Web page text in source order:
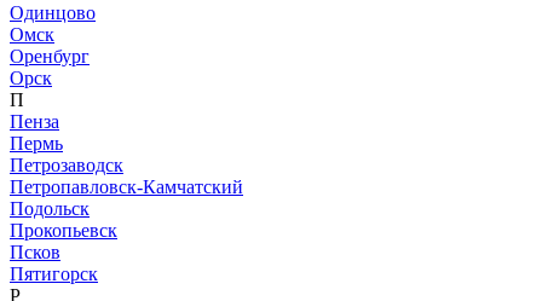
Одинцово
Омск
Оренбург
Орск
П
Пенза
Пермь
Петрозаводск
Петропавловск-Камчатский
Подольск
Прокопьевск
Псков
Пятигорск
Р